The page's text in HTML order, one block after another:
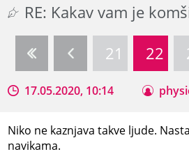
RE: Kakav vam je
21
22
17.05.2020, 10:14
Niko ne kaznjava takve ljude.
navikama.